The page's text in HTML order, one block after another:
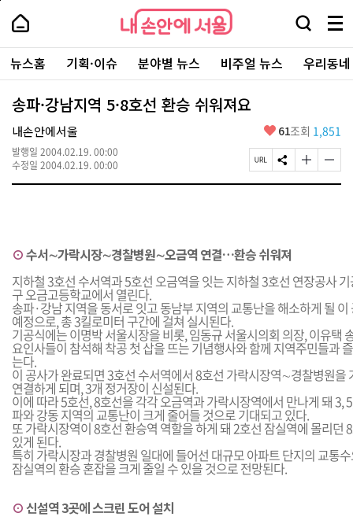
본
로
가
내
손
안
에
서
울
-
서
울
시
대
표
소
내
손
에
울
검
창
열
기
메
뉴
전
체
보
주
요
서
뉴스홈 기획·이슈 분야별 뉴스 비주얼 뉴스 우리동
송파·강남지역 5·8호선 환승 쉬워져요
내손안에서울
발행일 2004.02.19. 00:00
수정일 2004.02.19. 00:00
좋
요
61조회 1,851
페
이
복
사
S
N
기
글
자
하
기
글
자
하
기
⊙수서∼가락시장∼경찰병원∼오금역 연결…환승 쉬워져
지하철 3호선 수서역과 5호선 오금역을 잇는 지하철 3호선 연장공사
구 오금고등학교에서 열린다.
송파·강남 지역을 동서로 잇고 동남부 지역의 교통난을 해소하게 될
예정으로, 총 3킬로미터 구간에 걸쳐 실시된다.
기공식에는 이명박 서울시장을 비롯, 임동규 서울시의회 의장, 이유택
요인사들이 참석해 착공 첫 삽을 뜨는 기념행사와 함께 지역주민들과
는다.
이 공사가 완료되면 3호선 수서역에서 8호선 가락시장역∼경찰병원을
연결하게 되며, 3개 정거장이 신설된다.
이에 따라 5호선, 8호선을 각각 오금역과 가락시장역에서 만나게 돼 3,
파와 강동 지역의 교통난이 크게 줄어들 것으로 기대되고 있다.
또 가락시장역이 8호선 환승역 역할을 하게 돼 2호선 잠실역에 몰리던
있게 된다.
특히 가락시장과 경찰병원 일대에 들어선 대규모 아파트 단지의 교통
잠실역의 환승 혼잡을 크게 줄일 수 있을 것으로 전망된다.
⊙신설역 3곳에 스크린 도어 설치
페
상
단
로